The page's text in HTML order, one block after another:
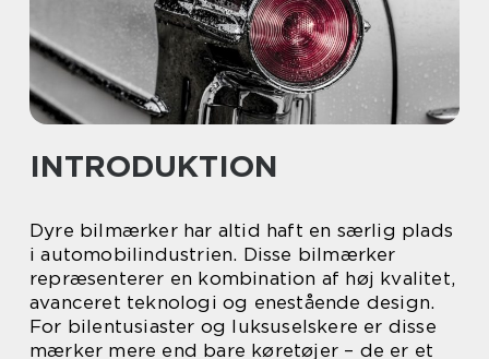
INTRODUKTION
Dyre bilmærker har altid haft en særlig plads
i automobilindustrien. Disse bilmærker
repræsenterer en kombination af høj kvalitet,
avanceret teknologi og enestående design.
For bilentusiaster og luksuselskere er disse
mærker mere end bare køretøjer – de er et